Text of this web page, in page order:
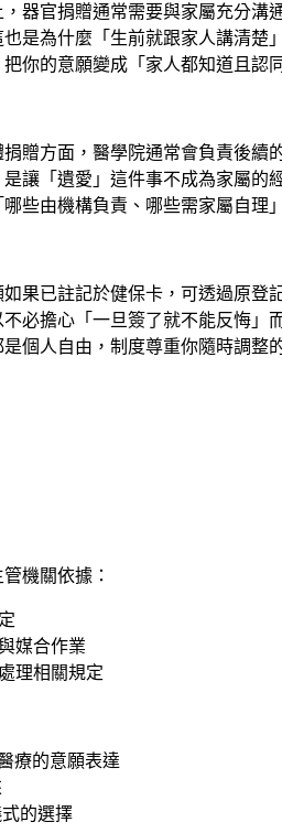
器官捐贈通常需要與家屬充分
是為什麼「生前就跟家人講清
你的意願變成「家人都知道且認
贈方面，醫學院通常會負責後
讓「遺愛」這件事不成為家屬
些由機構負責、哪些需家屬自理
果已註記於健保卡，可透過原
必擔心「一旦簽了就不能反悔
個人自由，制度尊重你隨時調整
機關依據：
媒合作業
理相關規定
療的意願表達
式的選擇